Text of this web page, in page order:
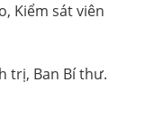
Kiểm sát viên
trị, Ban Bí thư.